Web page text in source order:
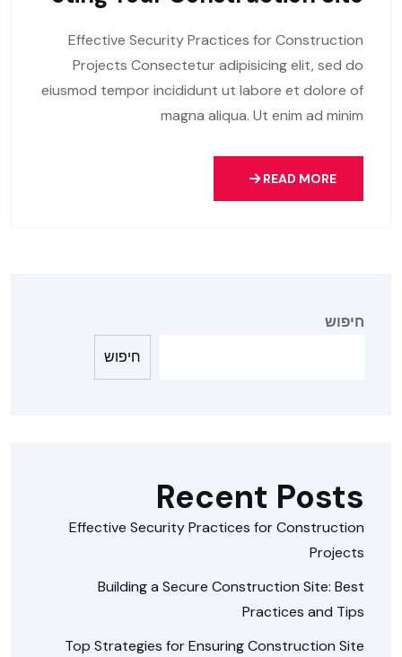
Effective Security Practices for Construction
Projects Consectetur adipisicing elit, sed do
eiusmod tempor incididunt ut labore et dolore of
magna aliqua. Ut enim ad minim
READ MORE
חיפוש
חיפוש
Recent Posts
Effective Security Practices for Construction
Projects
Building a Secure Construction Site: Best
Practices and Tips
Top Strategies for Ensuring Construction Site